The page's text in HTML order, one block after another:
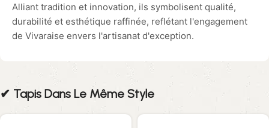
Alliant tradition et innovation, ils symbolisent qualité,
durabilité et esthétique raffinée, reflétant l'engagement
de Vivaraise envers l'artisanat d'exception.
✔︎ Tapis Dans Le Même Style